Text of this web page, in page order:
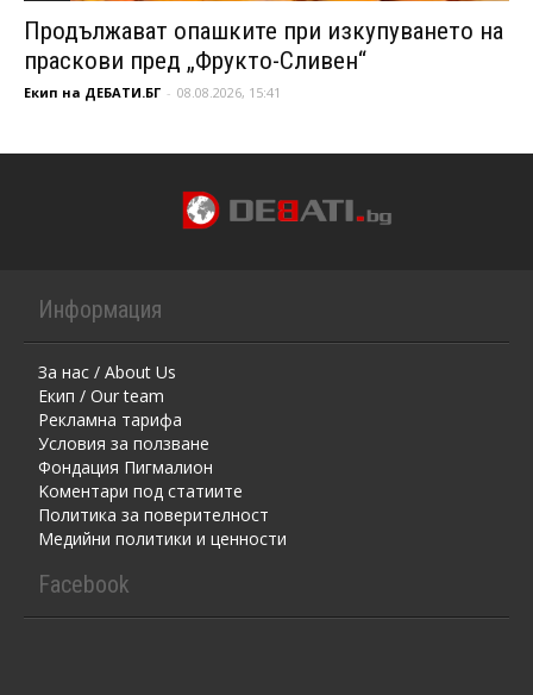
Продължават опашките при изкупуването на
праскови пред „Фрукто-Сливен“
Екип на ДЕБАТИ.БГ - 08.08.2026, 15:41
Информация
За нас / About Us
Екип / Our team
Рекламна тарифа
Условия за ползване
Фондация Пигмалион
Kоментaри под статиите
Политика за поверителност
Медийни политики и ценности
Facebook